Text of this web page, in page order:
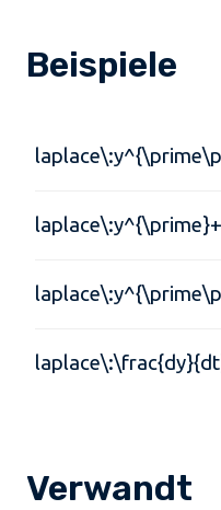
Beispiele
Verwandt